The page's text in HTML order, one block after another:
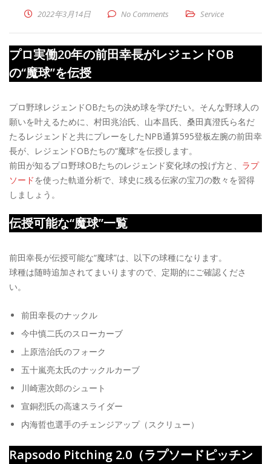
2022年3月14日 No Comments Service
プロ実働20年の前田幸長がレジェンドOB
の“魔球”を伝授
プロ野球レジェンドOBたちの決め球を学びたい。そんな野球人の
願いを叶えるために、村田兆治氏、山本昌氏、桑田真澄氏ら名だ
たるレジェンドと共にプレーをしたNPB通算595登板左腕の前田幸
長が、レジェンドOBたちの“魔球”を伝授します。
前田が知るプロ野球OBたちのレジェンド変化球の投げ方と、 ラプ
ソードを使った軌道分析で、球史に残る伝家の宝刀の数々を習得
しましょう。
伝授可能な“魔球”一覧
前田幸長が伝授可能な“魔球”は、以下の球種になります。
球種は随時追加されてまいりますので、定期的にご確認くださ
い。
前田幸長のナックル
今中慎二氏のスローカーブ
上原浩治氏のフォーク
五十嵐亮太氏のナックルカーブ
川崎憲次郎のシュート
宣銅烈氏の高速スライダー
内海哲也選手のチェンジアップ（スクリュー）
Rapsodo Pitching 2.0（ラプソードピッチン